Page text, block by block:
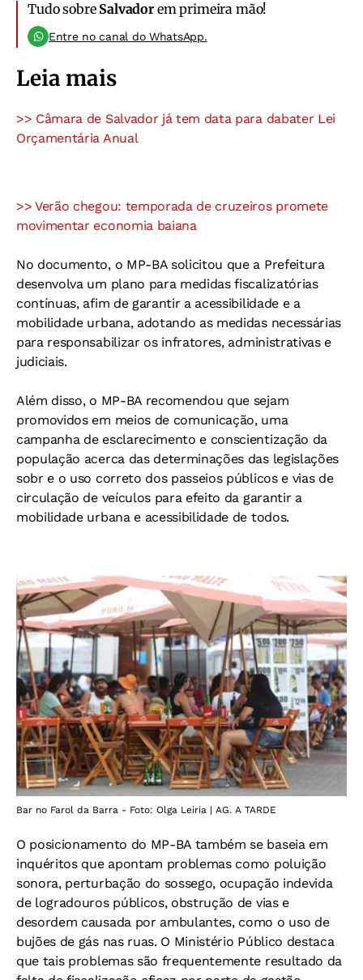
Tudo sobre Salvadorem primeira mão!
Entre no canal do WhatsApp.
Leia mais
>> Câmara de Salvador já tem data para dabater Lei
Orçamentária Anual
>> Verão chegou: temporada de cruzeiros promete
movimentar economia baiana
No documento, o MP-BA solicitou que a Prefeitura
desenvolva um plano para medidas fiscalizatórias
contínuas, afim de garantir a acessibilidade e a
mobilidade urbana, adotando as medidas necessárias
para responsabilizar os infratores, administrativas e
judiciais.
Além disso, o MP-BA recomendou que sejam
promovidos em meios de comunicação, uma
campanha de esclarecimento e conscientização da
população acerca das determinações das legislações
sobr e o uso correto dos passeios públicos e vias de
circulação de veículos para efeito da garantir a
mobilidade urbana e acessibilidade de todos.
Bar no Farol da Barra - Foto: Olga Leiria | AG. A TARDE
O posicionamento do MP-BA também se baseia em
inquéritos que apontam problemas como poluição
sonora, perturbação do sossego, ocupação indevida
de logradouros públicos, obstrução de vias e
desordem causada por ambulantes, como o uso de
bujões de gás nas ruas. O Ministério Público destaca
que tais problemas são frequentemente resultado da